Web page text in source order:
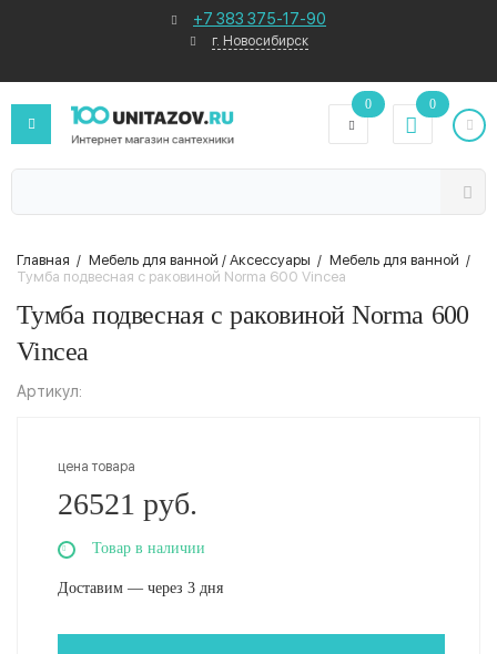
+7 383 375-17-90
г. Новосибирск
0 0
Главная / Мебель для ванной / Аксессуары / Мебель для ванной /
Тумба подвесная с раковиной Norma 600 Vincea
Тумба подвесная с раковиной Norma 600
Vincea
Артикул:
цена товара
26521 руб.
Товар в наличии
Доставим — через 3 дня